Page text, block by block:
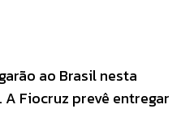
ao Brasil nesta
Fiocruz prevê entregar